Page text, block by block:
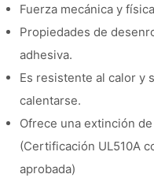
Fuerza mecánica y
Propiedades de
adhesiva.
Es resistente al calor y
calentarse.
Ofrece una extinción
(Certificación UL510A
aprobada)